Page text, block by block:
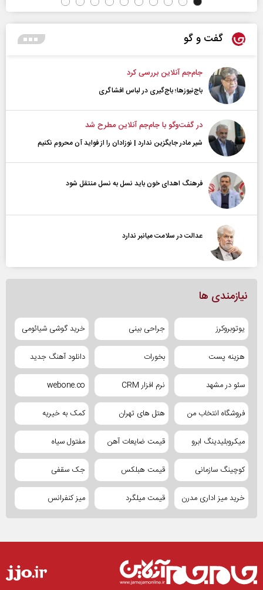
گفت و گو
جام‌جم آنلاین بررسی کرد
باج‌نیوزها؛ باج‌گیری در لباس افشاگری
در گفت‌و‌گو با جام‌جم آنلاین مطرح شد
شیر مادر جایگزین ندارد | نوزادان را از فواید آن محروم نکنیم
فرهنگ اهدای خون باید نسل به نسل منتقل شود
عدالت در سلامت میانبر ندارد
نیازمندی ها
یوتوبروکرز جراحی بینی خرید گوشی شیائومی
هزینه پست بخورات دانلود آهنگ جدید
سئو در مشهد نرم افزار CRM webone.co
فروشگاه انتخاب من هتل های تهران کمک به خیریه
میکروبلیدینگ ابرو قیمت ضایعات آهن مفتول سیاه
کوچینگ سازمانی قیمت هبلکس جک سقفی
خرید میز اداری مدرن قیمت میلگرد میز کنفرانس